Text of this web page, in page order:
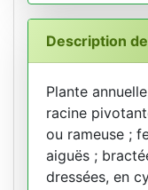
Description
Plante
racine
ou rameuse ;
aiguës ;
dressées, en